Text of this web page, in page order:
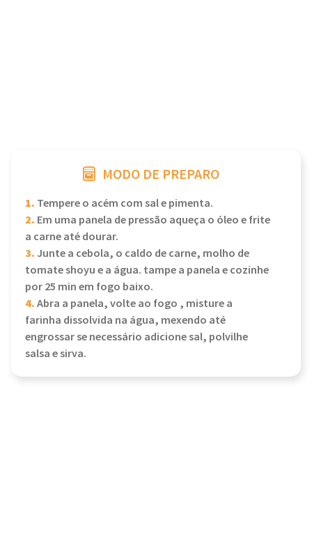
MODO DE PREPARO
1. Tempere o acém com sal e pimenta.
2. Em uma panela de pressão aqueça o óleo e frite
a carne até dourar.
3. Junte a cebola, o caldo de carne, molho de
tomate shoyu e a água. tampe a panela e cozinhe
por 25 min em fogo baixo.
4.Abra a panela, volte ao fogo , misture a
farinha dissolvida na água, mexendo até
engrossar se necessário adicione sal, polvilhe
salsa e sirva.